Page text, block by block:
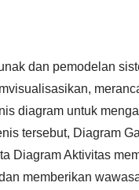
dan pemodelan
diagram untuk
tersebut, Diagram
Diagram Aktivitas
memberikan